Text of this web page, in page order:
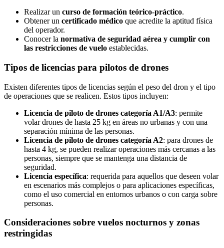
Realizar un curso de formación teórico-práctico.
Obtener un certificado médico que acredite la aptitud física
del operador.
Conocer la normativa de seguridad aérea y cumplir con
las restricciones de vuelo establecidas.
Tipos de licencias para pilotos de drones
Existen diferentes tipos de licencias según el peso del dron y el tipo
de operaciones que se realicen. Estos tipos incluyen:
Licencia de piloto de drones categoría A1/A3: permite
volar drones de hasta 25 kg en áreas no urbanas y con una
separación mínima de las personas.
Licencia de piloto de drones categoría A2: para drones de
hasta 4 kg, se pueden realizar operaciones más cercanas a las
personas, siempre que se mantenga una distancia de
seguridad.
Licencia específica: requerida para aquellos que deseen volar
en escenarios más complejos o para aplicaciones específicas,
como el uso comercial en entornos urbanos o con carga sobre
personas.
Consideraciones sobre vuelos nocturnos y zonas
restringidas